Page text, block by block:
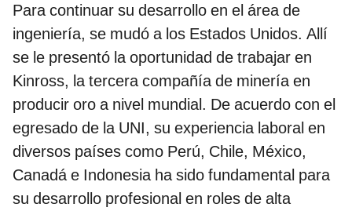
Para continuar su desarrollo en el área de
ingeniería, se mudó a los Estados Unidos. Allí
se le presentó la oportunidad de trabajar en
Kinross, la tercera compañía de minería en
producir oro a nivel mundial. De acuerdo con el
egresado de la UNI, su experiencia laboral en
diversos países como Perú, Chile, México,
Canadá e Indonesia ha sido fundamental para
su desarrollo profesional en roles de alta